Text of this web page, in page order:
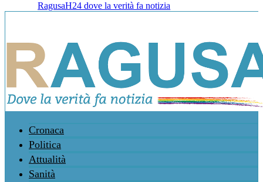
RagusaH24 dove la verità fa notizia
Cronaca
Politica
Attualità
Sanità